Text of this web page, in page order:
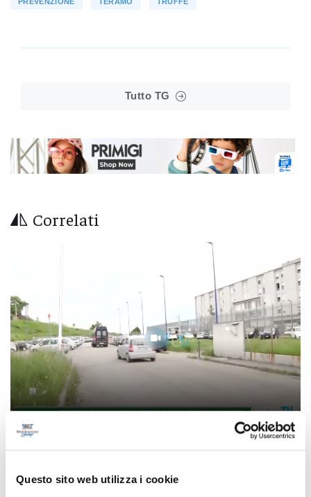
Questo sito web utilizza i cookie
PREVENZIONE TERAMO TRUFFE
Tutto TG
Correlati
Controlli dei carabinieri nel Teramano:
multe, denunce e sequestri